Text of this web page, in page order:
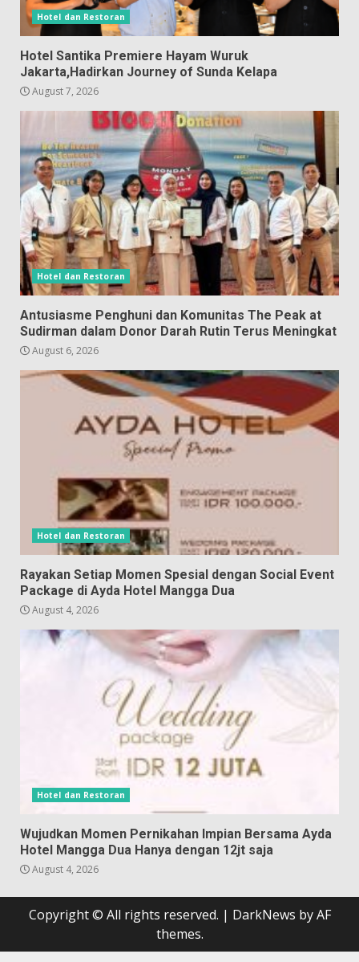
Hotel dan Restoran
Hotel Santika Premiere Hayam Wuruk
Jakarta,Hadirkan Journey of Sunda Kelapa
August 7, 2026
Hotel dan Restoran
Antusiasme Penghuni dan Komunitas The Peak at
Sudirman dalam Donor Darah Rutin Terus Meningkat
August 6, 2026
Hotel dan Restoran
Rayakan Setiap Momen Spesial dengan Social Event
Package di Ayda Hotel Mangga Dua
August 4, 2026
Hotel dan Restoran
Wujudkan Momen Pernikahan Impian Bersama Ayda
Hotel Mangga Dua Hanya dengan 12jt saja
August 4, 2026
Copyright © All rights reserved. | DarkNews by AF
themes.